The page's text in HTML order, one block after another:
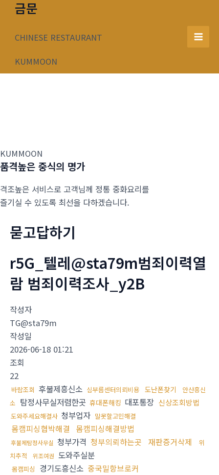
너
금문
CHINESE RESTAURANT
KUMMOON
Main
KUMMOON
품격높은 중식의 명가
격조높은 서비스로 고객님께 정통 중화요리를
즐기실 수 있도록 최선을 다하겠습니다.
묻고답하기
r5G_텔레@sta79m범죄이력열
람 범죄이력조사_y2B
작성자
TG@sta79m
작성일
2026-06-18 01:21
조회
22
바람조회 후불제흥신소 심부름센터의뢰비용 도난폰찾기
안산흥신
소 탐정사무실저렴한곳 휴대폰해킹 대포통장 신상조회방법
도와주세요해결사 청부업자 말못할고민해결
몸캠피싱협박해결 몸캠피싱해결방법
후불제탐정사무실 청부가격 청부의뢰하는곳 재판증거삭제
위
치추적
위조여권 도와주실분
몸캠피싱 경기도흥신소 중국밀항브로커